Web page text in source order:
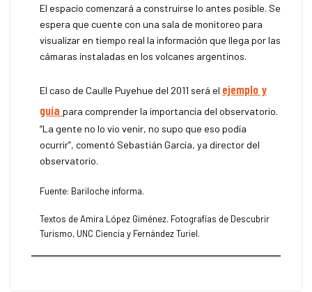
El espacio comenzará a construirse lo antes posible. Se
espera que cuente con una sala de monitoreo para
visualizar en tiempo real la información que llega por las
cámaras instaladas en los volcanes argentinos.
El caso de Caulle Puyehue del 2011 será el ejemplo y
guía para comprender la importancia del observatorio.
“La gente no lo vio venir, no supo que eso podía
ocurrir”, comentó Sebastián García, ya director del
observatorio.
Fuente: Bariloche informa.
Textos de Amira López Giménez. Fotografías de Descubrir
Turismo, UNC Ciencia y Fernández Turiel.